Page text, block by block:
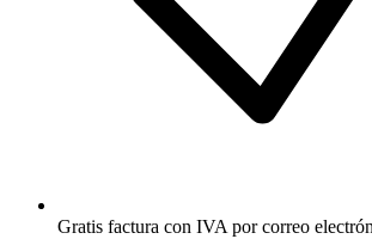
Gratis factura con IVA por correo